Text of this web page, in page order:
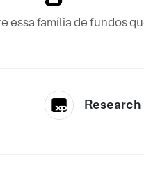
essa família de fundos
Research